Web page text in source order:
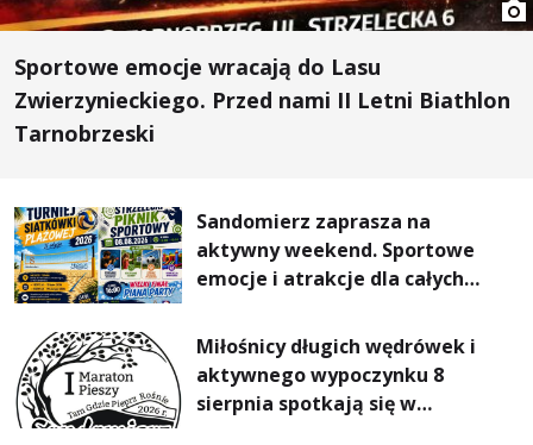
Sportowe emocje wracają do Lasu
Zwierzynieckiego. Przed nami II Letni Biathlon
Tarnobrzeski
Sandomierz zaprasza na
aktywny weekend. Sportowe
emocje i atrakcje dla całych
Miłośnicy długich wędrówek i
aktywnego wypoczynku 8
sierpnia spotkają się w